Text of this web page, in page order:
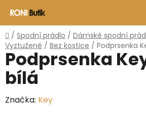
obsah
Domů
/ Spodní prádlo / Dámské spodní
Vyztužené / Bez kostice / Podprsenka
Podprsenka Key
bílá
Značka: Key